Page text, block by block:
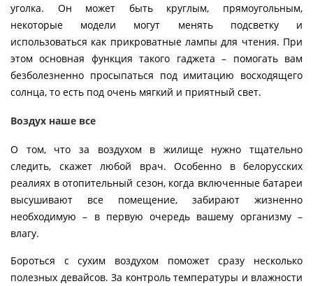
уголка. Он может быть круглым, прямоугольным,
некоторые модели могут менять подсветку и
использоваться как прикроватные лампы для чтения. При
этом основная функция такого гаджета – помогать вам
безболезненно просыпаться под имитацию восходящего
солнца, то есть под очень мягкий и приятный свет.
Воздух наше все
О том, что за воздухом в жилище нужно тщательно
следить, скажет любой врач. Особенно в белорусских
реалиях в отопительный сезон, когда включенные батареи
высушивают все помещение, забирают жизненно
необходимую – в первую очередь вашему организму –
влагу.
Бороться с сухим воздухом поможет сразу несколько
полезных девайсов. За контроль температуры и влажности